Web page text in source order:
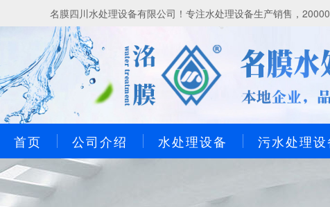
名膜四川水处理设备有限公司！专注水处理设备生产销售，
首页 公司介绍 水处理设备 污水处理设